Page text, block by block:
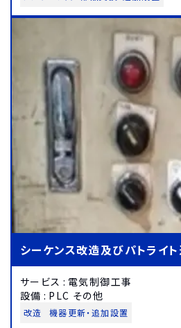
シーケンス改造及びパトライ
サービス : 電気制御工事
設備 : PLC その他
改造 機器更新・追加設置